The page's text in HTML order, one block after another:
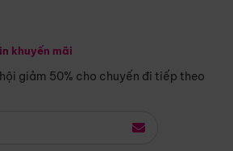
khuyến mãi
giảm 50% cho chuyến đi tiếp theo